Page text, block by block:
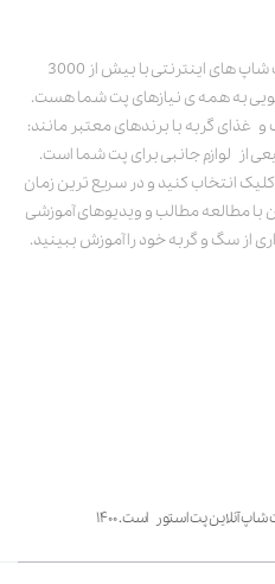
پت استور به عنوان یکی از قدیمی‌ترین پت شاپ های اینترنتی با بیش از 3000
به همه ی نیازهای پت شما هست.
گربه با برندهای معتبر مانند:
از لوازم جانبی برای پت شما است.
کلیک انتخاب کنید و در سریع ترین زمان
مطالعه مطالب و ویدیوهای آموزشی
از سگ و گربه خود را آموزش ببینید.
آنلاین پت استور است. ۱۴۰۰